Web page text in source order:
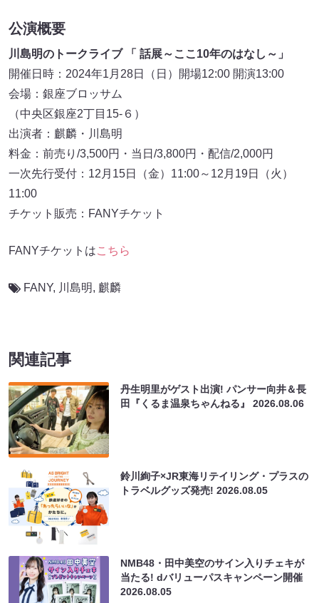
公演概要
川島明のトークライブ 「 話展～ここ10年のはなし～」
開催日時：2024年1月28日（日）開場12:00 開演13:00
会場：銀座ブロッサム
（中央区銀座2丁目15‐６）
出演者：麒麟・川島明
料金：前売り/3,500円・当日/3,800円・配信/2,000円
一次先行受付：12月15日（金）11:00～12月19日（火）
11:00
チケット販売：FANYチケット
FANYチケットはこちら
FANY, 川島明, 麒麟
関連記事
丹生明里がゲスト出演! パンサー向井＆長
田『くるま温泉ちゃんねる』2026.08.06
鈴川絢子×JR東海リテイリング・プラスの
トラベルグッズ発売!2026.08.05
NMB48・田中美空のサイン入りチェキが
当たる! dバリューパスキャンペーン開催
2026.08.05